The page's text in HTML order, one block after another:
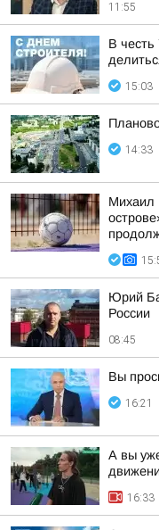
11:55
В
15:03
14:33
Михаил
Юрий
России
08:45
Вы
16:21
А вы
16:33